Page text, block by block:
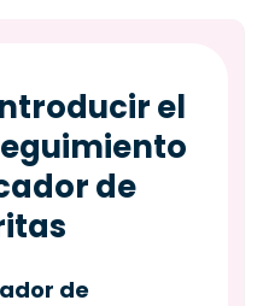
el
de
de